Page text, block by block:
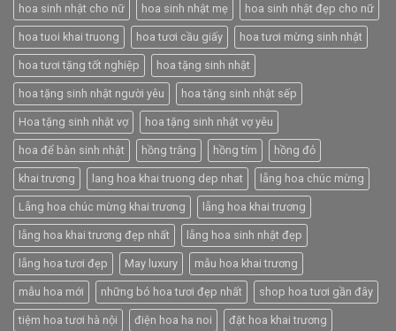
hoa sinh nhật cho nữ hoa sinh nhật mẹ hoa sinh nhật đẹp cho nữ
hoa tuoi khai truong hoa tươi cầu giấy hoa tươi mừng sinh nhật
hoa tươi tặng tốt nghiệp hoa tặng sinh nhật
hoa tặng sinh nhật người yêu hoa tặng sinh nhật sếp
Hoa tặng sinh nhật vợ hoa tặng sinh nhật vợ yêu
hoa để bàn sinh nhật hồng trắng hồng tím hồng đỏ
khai trương lang hoa khai truong dep nhat lẵng hoa chúc mừng
Lẵng hoa chúc mừng khai trương lẵng hoa khai trương
lẵng hoa khai trương đẹp nhất lẵng hoa sinh nhật đẹp
lẵng hoa tươi đẹp May luxury mẫu hoa khai trương
mẫu hoa mới những bó hoa tươi đẹp nhất shop hoa tươi gần đây
tiệm hoa tươi hà nội điện hoa ha noi đặt hoa khai trương